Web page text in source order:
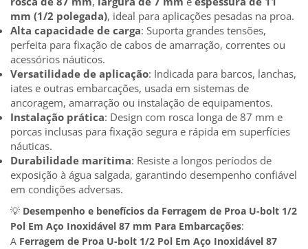
mm (1/2 polegada), ideal para aplicações pesadas na proa.
Alta capacidade de carga: Suporta grandes tensões,
perfeita para fixação de cabos de amarração, correntes ou
acessórios náuticos.
Versatilidade de aplicação: Indicada para barcos, lanchas,
iates e outras embarcações, usada em sistemas de
ancoragem, amarração ou instalação de equipamentos.
Instalação prática: Design com rosca longa de 87 mm e
porcas inclusas para fixação segura e rápida em superfícies
náuticas.
Durabilidade marítima: Resiste a longos períodos de
exposição à água salgada, garantindo desempenho confiável
em condições adversas.
💡 Desempenho e benefícios da Ferragem de Proa U-bolt 1/2
Pol Em Aço Inoxidável 87 mm Para Embarcações:
A Ferragem de Proa U-bolt 1/2 Pol Em Aço Inoxidável 87